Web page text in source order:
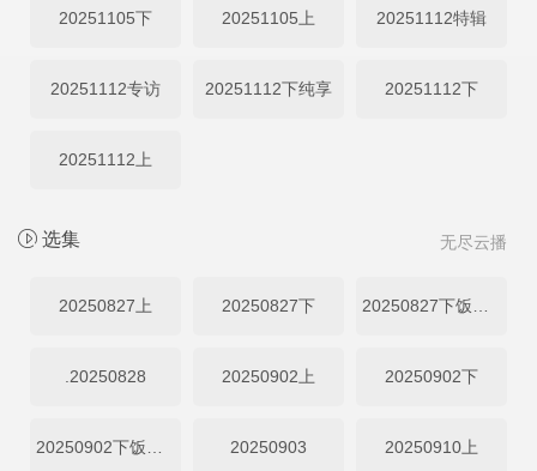
20251105下 20251105上 20251112特辑
20251112专访 20251112下纯享 20251112下
20251112上
无尽云播
选集
20250827上 20250827下
.20250828 20250902上 20250902下
20250903 20250910上